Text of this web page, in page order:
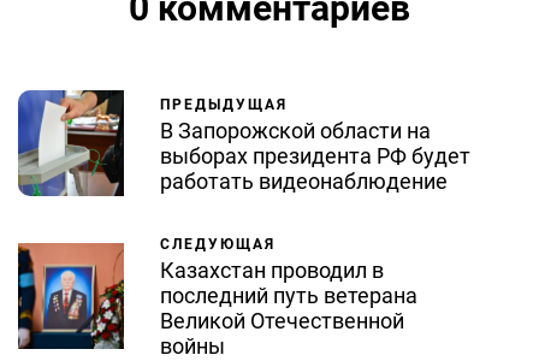
ПРЕДЫДУЩАЯ
В Запорожской области на
выборах президента РФ будет
работать видеонаблюдение
СЛЕДУЮЩАЯ
Казахстан проводил в
последний путь ветерана
Великой Отечественной
войны